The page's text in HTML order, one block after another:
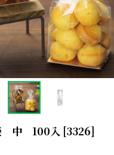
中 100入 [3326]